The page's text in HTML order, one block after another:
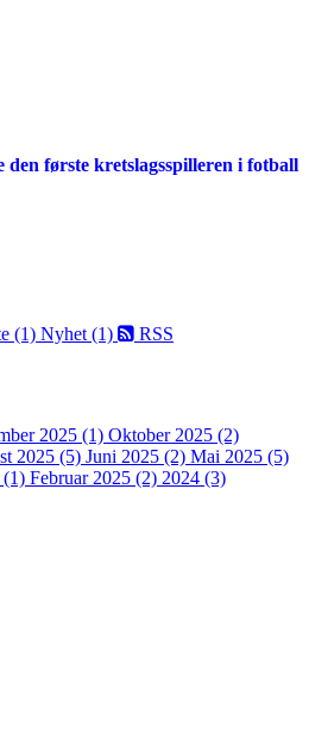
første kretslagsspilleren i fotball
(1) Nyhet (1) RSS
2025 (1) Oktober 2025 (2)
2025 (5) Juni 2025 (2) Mai 2025 (5)
(1) Februar 2025 (2) 2024 (3)